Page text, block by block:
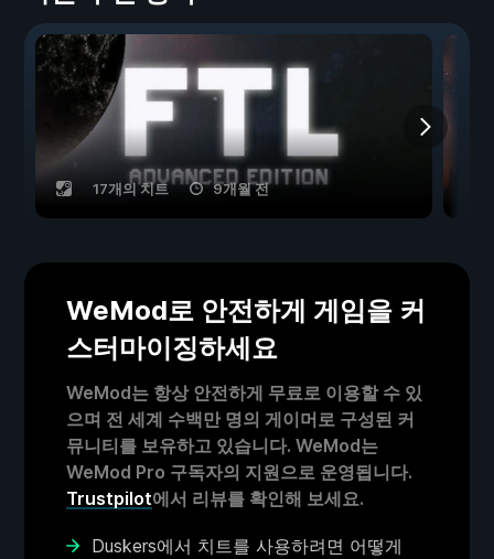
17개의 치트 9개월 전
WeMod로 안전하게 게임을 커
스터마이징하세요
WeMod는 항상 안전하게 무료로 이용할 수 있
으며 전 세계 수백만 명의 게이머로 구성된 커
뮤니티를 보유하고 있습니다. WeMod는
WeMod Pro 구독자의 지원으로 운영됩니다.
Trustpilot에서 리뷰를 확인해 보세요.
Duskers에서 치트를 사용하려면 어떻게